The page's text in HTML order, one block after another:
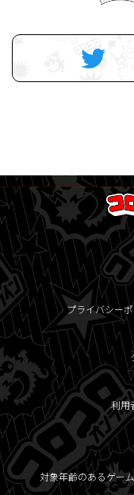
プライバシー
利用
対象年齢のあるゲー